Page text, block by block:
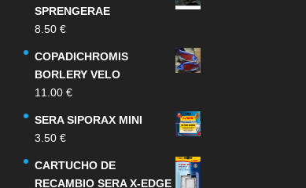
SPRENGERAE
8.50€
COPADICHROMIS
BORLERY VELO
11.00€
SERA SIPORAX MINI
3.50€
CARTUCHO DE
RECAMBIO SERA X-EDGE